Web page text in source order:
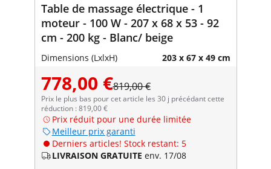
Table de massage électrique - 1
moteur - 100 W - 207 x 68 x 53 - 92
cm - 200 kg - Blanc/ beige
Dimensions (LxlxH) 203 x 67 x 49 cm
778,00 €819,00 €
Prix le plus bas pour cet article les 30 j précédant cette
réduction : 819,00 €
Prix réduit pour une durée limitée
Meilleur prix garanti
Derniers articles! Stock restant: 5
LIVRAISON GRATUITE env. 17/08